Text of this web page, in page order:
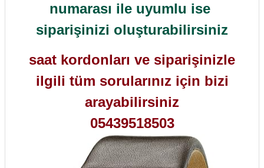
numarası ile uyumlu ise
siparişinizi oluşturabilirsiniz
saat kordonları ve siparişinizle
ilgili tüm sorularınız için bizi
arayabilirsiniz
05439518503